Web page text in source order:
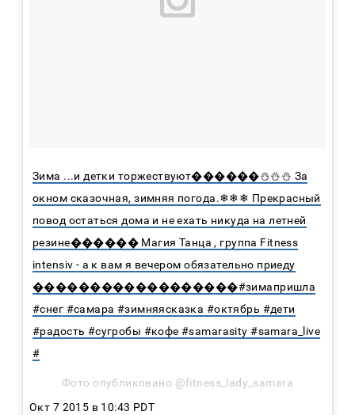
Зима ...и детки торжествуют������⛄⛄⛄ За
окном сказочная, зимняя погода.❄❄❄ Прекрасный
повод остаться дома и не ехать никуда на летней
резине������ Магия Танца , группа Fitness
intensiv - а к вам я вечером обязательно приеду
������������������#зимапришла
#снег #самара #зимняясказка #октябрь #дети
#радость #сугробы #кофе #samarasity #samara_live
#
Фото опубликовано @fitness_lady_samara
Окт 7 2015 в 10:43 PDT